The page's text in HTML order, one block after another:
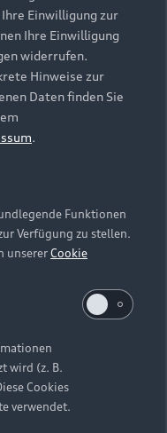
Einstellungen
Anordnung der
auf dieser
Einwilligung zur
Ihre Einwilligung
widerrufen.
Hinweise zur
Daten finden Sie
.
Funktionen
Verfügung zu stellen.
unsererCookie
wird (z. B.
Cookies
verwendet.